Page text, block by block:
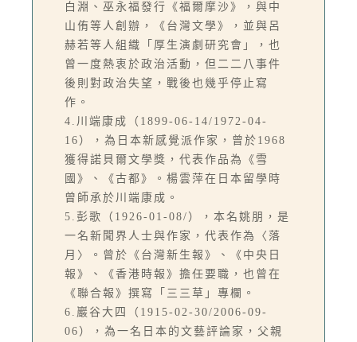
白淵、巫永福發行《福爾摩沙》，與中
山侑等人創辦，《台灣文學》，並與呂
赫若等人組織「厚生演劇研究會」，也
曾一度熱衷於政治活動，但二二八事件
後則對政治失望，戰後也幾乎停止寫
作。
4.川端康成（1899-06-14/1972-04-
16），為日本新感覺派作家，曾於1968
獲得諾貝爾文學獎，代表作品為《雪
國》、《古都》。楊雲萍在日本留學時
曾師承於川端康成。
5.彭歌（1926-01-08/），本名姚朋，是
一名新聞界人士與作家，代表作為〈落
月〉。曾於《台灣新生報》、《中央日
報》、《香港時報》擔任要職，也曾在
《聯合報》撰寫「三三草」專欄。
6.巖谷大四（1915-02-30/2006-09-
06），為一名日本的文藝評論家，父親